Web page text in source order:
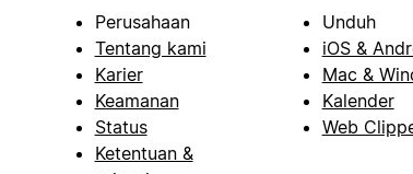
Perusahaan
Tentang kami
Karier
Keamanan
Status
Ketentuan &
Unduh
iOS &
Mac &
Kalender
Web